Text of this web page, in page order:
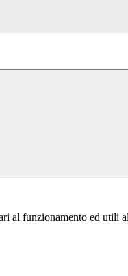
al funzionamento ed utili